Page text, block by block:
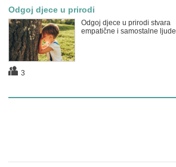
Odgoj djece u prirodi
Odgoj djece u prirodi stvara
empatične i samostalne ljude
3